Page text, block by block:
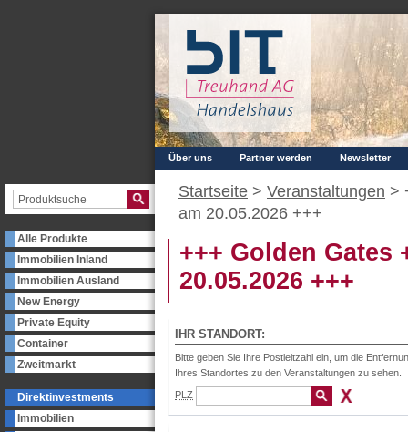
Alle Produkte
Immobilien Inland
Immobilien Ausland
New Energy
Private Equity
Container
Zweitmarkt
Direktinvestments
Immobilien
Über uns Partner werden Newsletter
Startseite > Veranstaltungen >
am 20.05.2026 +++
+++ Golden Gates
20.05.2026 +++
IHR STANDORT:
Bitte geben Sie Ihre Postleitzahl ein, um die
Ihres Standortes zu den Veranstaltungen zu sehen.
PLZ